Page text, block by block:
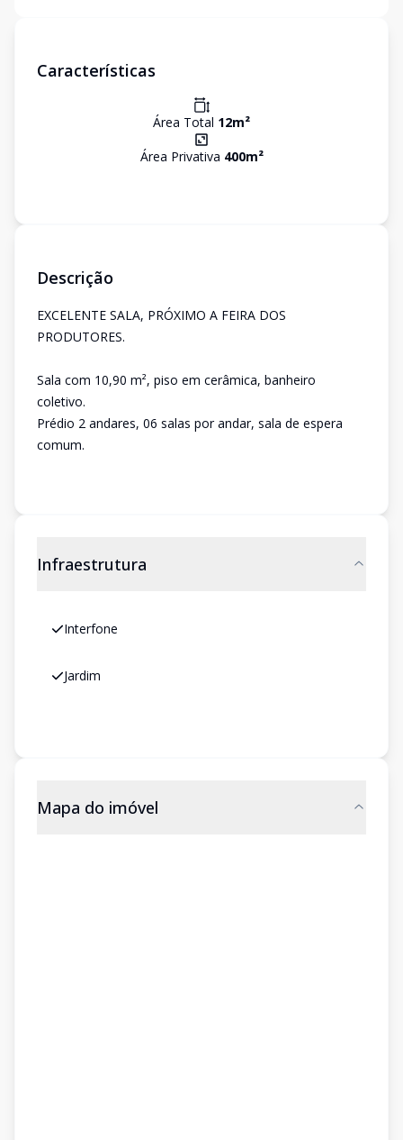
Características
Área Total 12m²
Área Privativa 400m²
Descrição
EXCELENTE SALA, PRÓXIMO A FEIRA DOS
PRODUTORES.
Sala com 10,90 m², piso em cerâmica, banheiro
coletivo.
Prédio 2 andares, 06 salas por andar, sala de espera
comum.
Infraestrutura
Interfone
Jardim
Mapa do imóvel